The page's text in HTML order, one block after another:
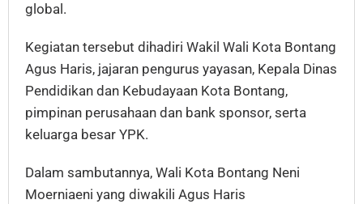
global.
Kegiatan tersebut dihadiri Wakil Wali Kota Bontang
Agus Haris, jajaran pengurus yayasan, Kepala Dinas
Pendidikan dan Kebudayaan Kota Bontang,
pimpinan perusahaan dan bank sponsor, serta
keluarga besar YPK.
Dalam sambutannya, Wali Kota Bontang Neni
Moerniaeni yang diwakili Agus Haris